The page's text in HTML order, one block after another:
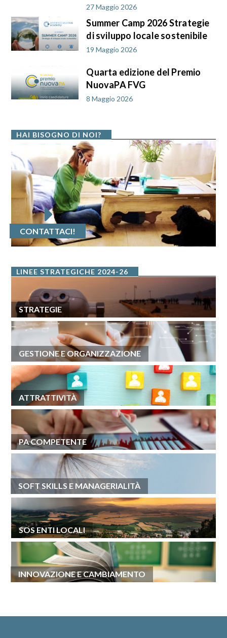
27 Maggio 2026
Summer Camp 2026 Strategie
di sviluppo locale sostenibile
19 Maggio 2026
Quarta edizione del Premio
NuovaPA FVG
8 Maggio 2026
HAI BISOGNO DI NOI?
CONTATTACI!
LINEE STRATEGICHE 2024-26
STRATEGIE
GESTIONE E ORGANIZZAZIONE
ATTRATTIVITÀ
PA COMPETENTE
SOFT SKILLS E MANAGERIALITÀ
SOS ENTI LOCALI
INNOVAZIONE E CAMBIAMENTO